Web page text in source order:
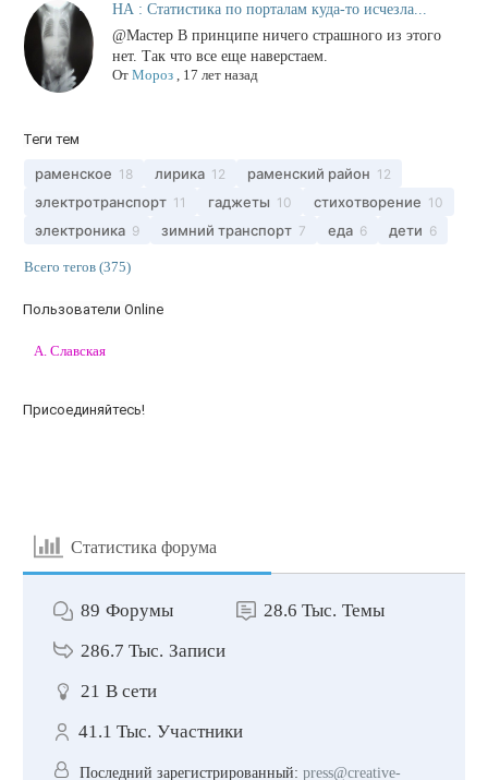
НА : Статистика по порталам куда-то исчезла...
@Мастер В принципе ничего страшного из этого
нет. Так что все еще наверстаем.
От Мороз, 17 лет назад
Теги тем
раменское 18 лирика 12 раменский район 12
электротранспорт 11 гаджеты 10 стихотворение 10
электроника 9 зимний транспорт 7 еда 6 дети 6
Всего тегов (375)
Пользователи Online
А. Славская
Присоединяйтесь!
Статистика форума
89 Форумы 28.6 Тыс. Темы
286.7 Тыс. Записи
21 В сети
41.1 Тыс. Участники
Последний зарегистрированный: press@creative-